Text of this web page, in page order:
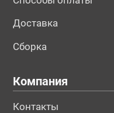
Доставка
Сборка
Компания
Контакты